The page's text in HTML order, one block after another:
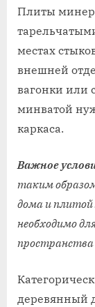
Плиты
местах
внешней
вагонки или
минватой
каркаса.
Важное
таким
дома и
необходимо
пространства
деревянный